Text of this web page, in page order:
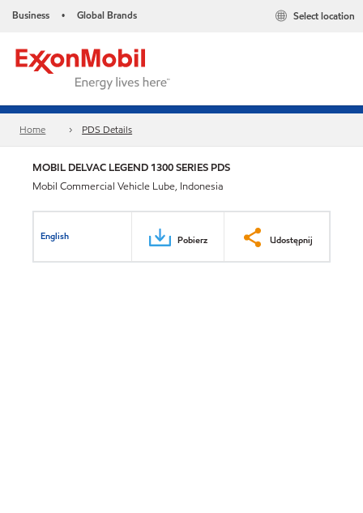
Business • Global Brands Select location
Home PDS Details
MOBIL DELVAC LEGEND 1300 SERIES PDS
Mobil Commercial Vehicle Lube, Indonesia
English Pobierz Udostępnij